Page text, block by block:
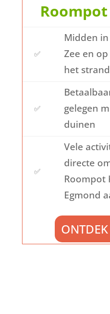
✅
Midden
Zee en
het strand
✅
gelegen
duinen
✅
Vele
directe
Roompot
Egmond